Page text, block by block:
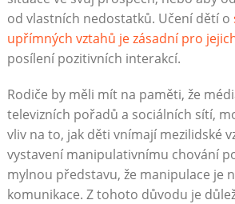
od vlastních nedostatků. Učení dětí o
upřímných vztahů je zásadní pro
posílení pozitivních interakcí.
Rodiče by měli mít na paměti, že
televizních pořadů a sociálních sítí,
vliv na to, jak děti vnímají mezilidské
vystavení manipulativnímu chování
mylnou představu, že manipulace je
komunikace. Z tohoto důvodu je